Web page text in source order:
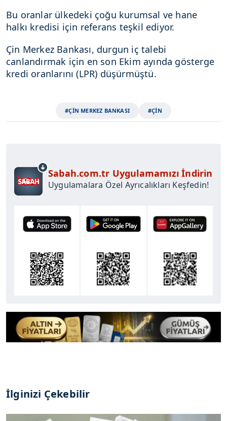
Bu oranlar ülkedeki çoğu kurumsal ve hane
halkı kredisi için referans teşkil ediyor.
Çin Merkez Bankası, durgun iç talebi
canlandırmak için en son Ekim ayında gösterge
kredi oranlarını (LPR) düşürmüştü.
#ÇİN MERKEZ BANKASI #ÇİN
Sabah.com.tr Uygulamamızı İndirin
Uygulamalara Özel Ayrıcalıkları Keşfedin!
İlginizi Çekebilir